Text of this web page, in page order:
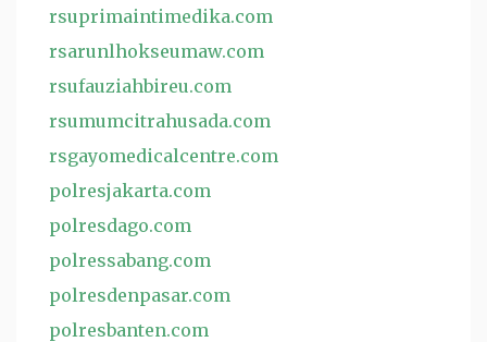
rsuprimaintimedika.com
rsarunlhokseumaw.com
rsufauziahbireu.com
rsumumcitrahusada.com
rsgayomedicalcentre.com
polresjakarta.com
polresdago.com
polressabang.com
polresdenpasar.com
polresbanten.com